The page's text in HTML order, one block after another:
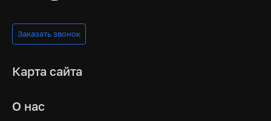
Заказать звонок
Карта сайта
О нас